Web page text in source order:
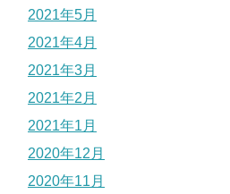
2021年5月
2021年4月
2021年3月
2021年2月
2021年1月
2020年12月
2020年11月